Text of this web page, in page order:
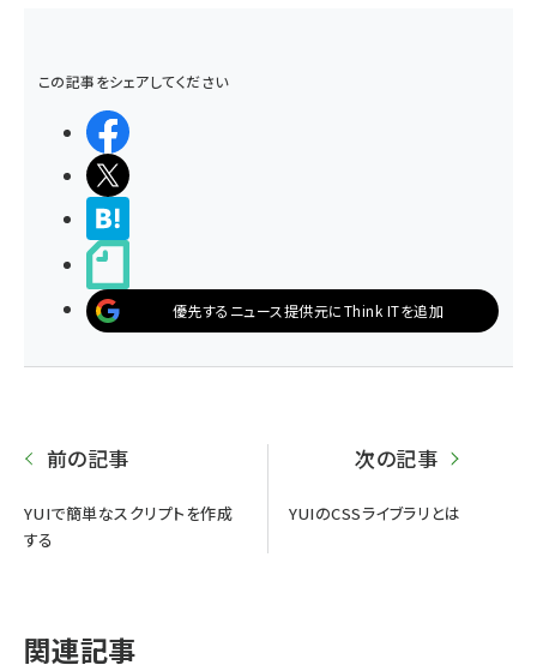
この記事をシェアしてください
優先するニュース提供元にThink ITを追加
前の記事
YUIで簡単なスクリプトを作成
する
次の記事
YUIのCSSライブラリとは
関連記事